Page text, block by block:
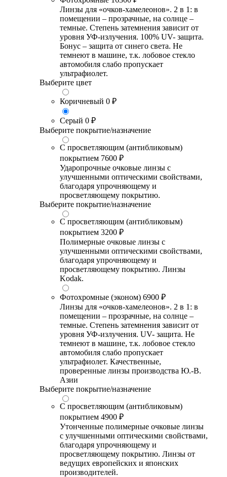
Линзы для «очков-хамелеонов». 2 в 1: в
помещении – прозрачные, на солнце –
темные. Степень затемнения зависит от
уровня УФ-излучения. 100% UV- защита.
Бонус – защита от синего света. Не
темнеют в машине, т.к. лобовое стекло
автомобиля слабо пропускает
ультрафиолет.
Выберите цвет
Коричневый 0 ₽
Серый 0 ₽
Выберите покрытие/назначение
С просветляющим (антибликовым)
покрытием 7600 ₽
Ударопрочные очковые линзы с
улучшенными оптическими свойствами,
благодаря упрочняющему и
просветляющему покрытию.
Выберите покрытие/назначение
С просветляющим (антибликовым)
покрытием 3200 ₽
Полимерные очковые линзы с
улучшенными оптическими свойствами,
благодаря упрочняющему и
просветляющему покрытию. Линзы
Kodak.
Фотохромные (эконом) 6900 ₽
Линзы для «очков-хамелеонов». 2 в 1: в
помещении – прозрачные, на солнце –
темные. Степень затемнения зависит от
уровня УФ-излучения. UV- защита. Не
темнеют в машине, т.к. лобовое стекло
автомобиля слабо пропускает
ультрафиолет. Качественные,
проверенные линзы производства Ю.-В.
Азии
Выберите покрытие/назначение
С просветляющим (антибликовым)
покрытием 4900 ₽
Утонченные полимерные очковые линзы
с улучшенными оптическими свойствами,
благодаря упрочняющему и
просветляющему покрытию. Линзы от
ведущих европейских и японских
производителей.